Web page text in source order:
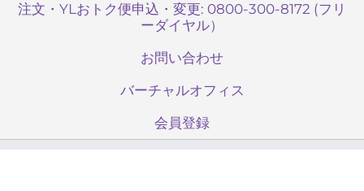
注文・YLおトク便申込・変更: 0800-300-8172 (フリ
ーダイヤル）
お問い合わせ
バーチャルオフィス
会員登録